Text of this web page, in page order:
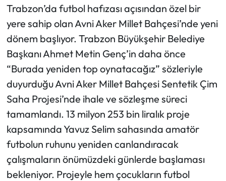
Trabzon’da futbol hafızası açısından özel bir
yere sahip olan Avni Aker Millet Bahçesi’nde yeni
dönem başlıyor. Trabzon Büyükşehir Belediye
Başkanı Ahmet Metin Genç’in daha önce
“Burada yeniden top oynatacağız” sözleriyle
duyurduğu Avni Aker Millet Bahçesi Sentetik Çim
Saha Projesi’nde ihale ve sözleşme süreci
tamamlandı. 13 milyon 253 bin liralık proje
kapsamında Yavuz Selim sahasında amatör
futbolun ruhunu yeniden canlandıracak
çalışmaların önümüzdeki günlerde başlaması
bekleniyor. Projeyle hem çocukların futbol
Teknoloji